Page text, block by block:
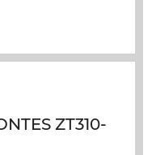
ZT310-